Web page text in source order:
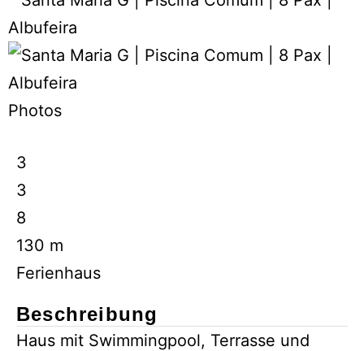
Photos
3
3
8
130 m
Ferienhaus
Beschreibung
Haus mit Swimmingpool, Terrasse und